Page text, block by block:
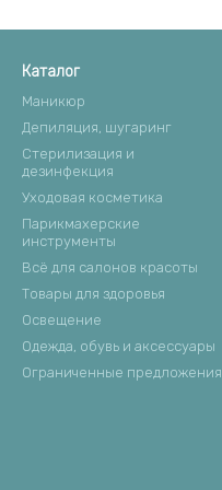
Каталог
Маникюр
Депиляция, шугаринг
Стерилизация и
дезинфекция
Уходовая косметика
Парикмахерские
инструменты
Всё для салонов красоты
Товары для здоровья
Освещение
Одежда, обувь и аксессуары
Ограниченные предложения